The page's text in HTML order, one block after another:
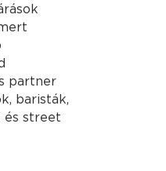
partner
baristák,
és street